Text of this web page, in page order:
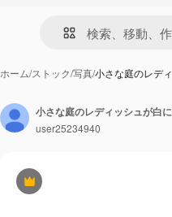
ホーム/ストック/写真/小さな庭のレデ
Premium
小さな庭のレディッシュが白
user25234940